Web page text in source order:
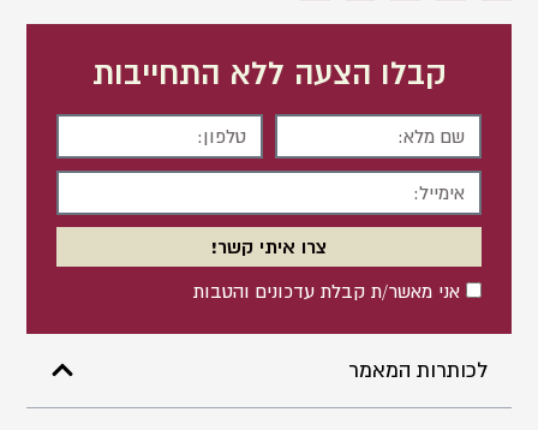
קבלו הצעה ללא התחייבות
טלפון
אישוראני מאשר/ת קבלת עדכונים והטבות
צרו איתי קשר!
לכותרות המאמר